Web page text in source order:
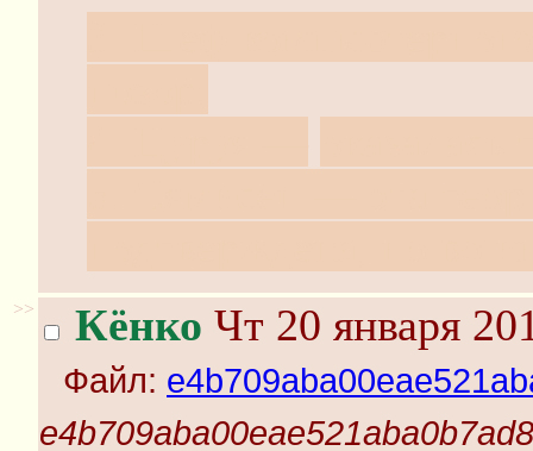
>> Кёнко Чт 20 января
Файл: